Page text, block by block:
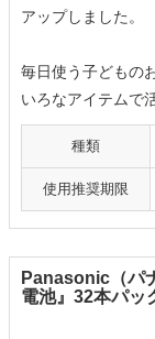
アップしました。
毎日使う子どもの
いろなアイテムで
種類
使用推奨期限
Panasonic（パ
電池』32本パッ